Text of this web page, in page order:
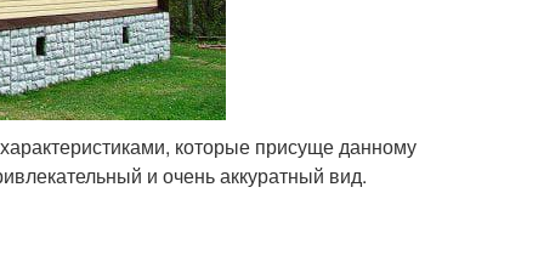
которые присуще данному
и очень аккуратный вид.